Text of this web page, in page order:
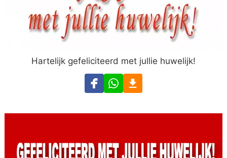
Hartelijk gefeliciteerd met jullie huwelijk!